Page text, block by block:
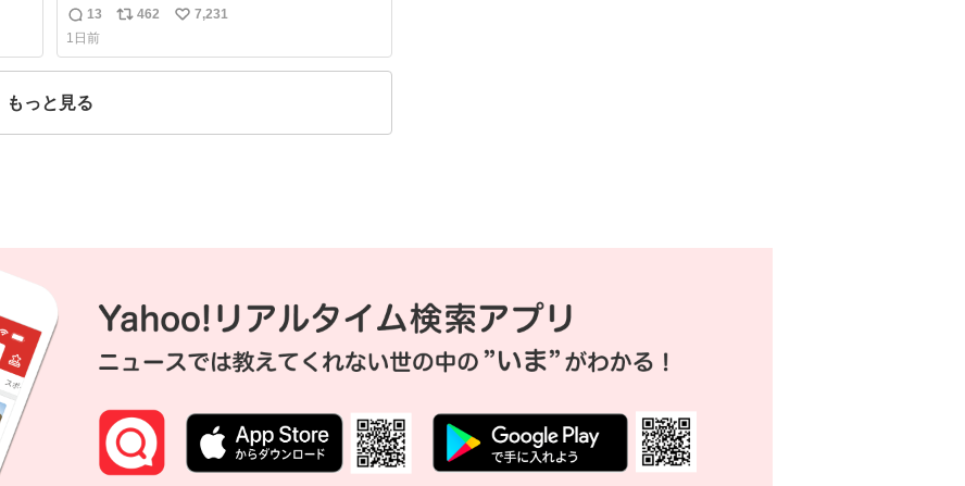
干しをしています🍝 ありがとう先人の知恵
返
信
数
13
リ
ス
462
い
ね
7,231
1日前
もっと見る